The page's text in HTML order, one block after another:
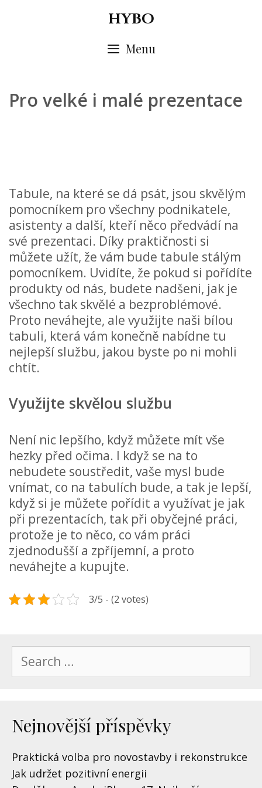
HYBO
Menu
Pro velké i malé prezentace
Tabule, na které se dá psát, jsou skvělým
pomocníkem pro všechny podnikatele,
asistenty a další, kteří něco předvádí na
své prezentaci. Díky praktičnosti si
můžete užít, že vám bude tabule stálým
pomocníkem. Uvidíte, že pokud si pořídíte
produkty od nás, budete nadšeni, jak je
všechno tak skvělé a bezproblémové.
Proto neváhejte, ale využijte naši bílou
tabuli, která vám konečně nabídne tu
nejlepší službu, jakou byste po ni mohli
chtít.
Využijte skvělou službu
Není nic lepšího, když můžete mít vše
hezky před očima. I když se na to
nebudete soustředit, vaše mysl bude
vnímat, co na tabulích bude, a tak je lepší,
když si je můžete pořídit a využívat je jak
při prezentacích, tak při obyčejné práci,
protože je to něco, co vám práci
zjednodušší a zpříjemní, a proto
neváhejte a kupujte.
3/5 - (2 votes)
for:
Nejnovější příspěvky
Praktická volba pro novostavby i rekonstrukce
Jak udržet pozitivní energii